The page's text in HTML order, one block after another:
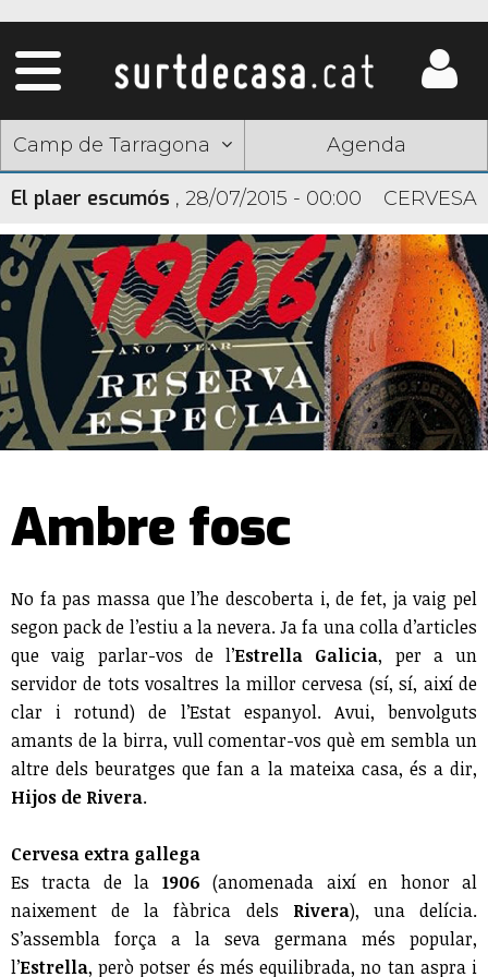
Camp de Tarragona Agenda
El plaer escumós , 28/07/2015 - 00:00 CERVESA
Ambre fosc
No fa pas massa que l’he descoberta i, de fet, ja vaig pel
segon pack de l’estiu a la nevera. Ja fa una colla d’articles
que vaig parlar-vos de l’Estrella Galicia, per a un
servidor de tots vosaltres la millor cervesa (sí, sí, així de
clar i rotund) de l’Estat espanyol. Avui, benvolguts
amants de la birra, vull comentar-vos què em sembla un
altre dels beuratges que fan a la mateixa casa, és a dir,
Hijos de Rivera.
Cervesa extra gallega
Es tracta de la 1906 (anomenada així en honor al
naixement de la fàbrica dels Rivera), una delícia.
S’assembla força a la seva germana més popular,
l’Estrella, però potser és més equilibrada, no tan aspra i